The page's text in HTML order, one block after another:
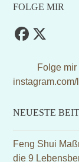
FOLGE MIR
Facebook
Twitter
Folge mir
NEUESTE
Feng Shui
die 9